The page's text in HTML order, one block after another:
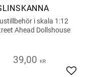
i skala 1:12
Ahead Dollshouse
39,00 KR